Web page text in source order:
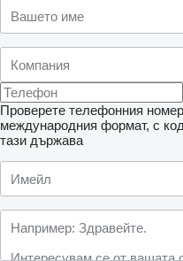
Проверете телефонния
международния формат, с
тази държава